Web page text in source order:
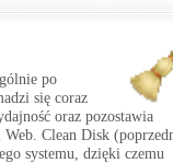
po
się coraz
oraz pozostawia
Clean Disk
systemu, dzięki czemu